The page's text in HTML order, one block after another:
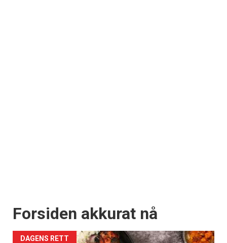
Forsiden akkurat nå
DAGENS RETT